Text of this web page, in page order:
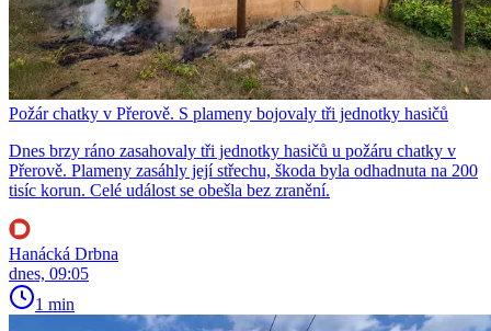
Požár chatky v Přerově. S plameny bojovaly tři jednotky hasičů
Dnes brzy ráno zasahovaly tři jednotky hasičů u požáru chatky v
Přerově. Plameny zasáhly její střechu, škoda byla odhadnuta na 200
tisíc korun. Celé událost se obešla bez zranění.
Hanácká Drbna
dnes, 09:05
1 min